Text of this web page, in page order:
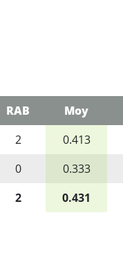
RAB Moy
2 0.413
0 0.333
2 0.431